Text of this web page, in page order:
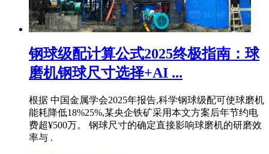
钢球级配计算公式2025终极指南：球
磨机钢球尺寸选择+AI ...
根据 中国金属学会2025年报告,科学钢球级配可使球磨机
能耗降低18%25%,某央企铁矿采用本文方案后年节约电
费超¥500万。 钢球尺寸的确定直接影响球磨机的研磨效
率与 .